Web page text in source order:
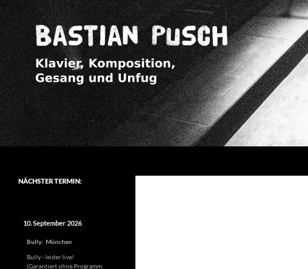
Zum
Inhalt
springen
Klavier – Komposition – Gesang –
NÄCHSTER TERMIN:
10. September 2026
Bully: München
Bully - leider live!
(Garantiert ohne Programm,